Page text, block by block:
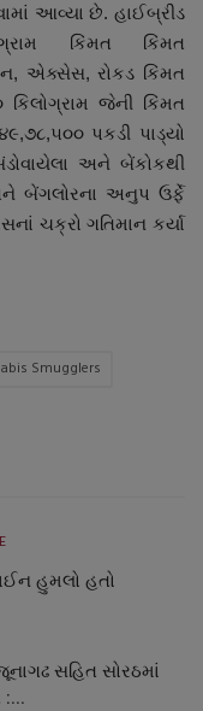
આવ્યા છે. હાઈબ્રીડ
કિંમત કિંમત
એક્સેસ, રોકડ કિંમત
જેની કિંમત
પકડી પાડ્યો
અને બેંકોકથી
બેંગલોરના અનુપ ઉર્ફે
ચક્રો ગતિમાન કર્યા
Smugglers
હુમલો હતો
સહિત સોરઠમાં